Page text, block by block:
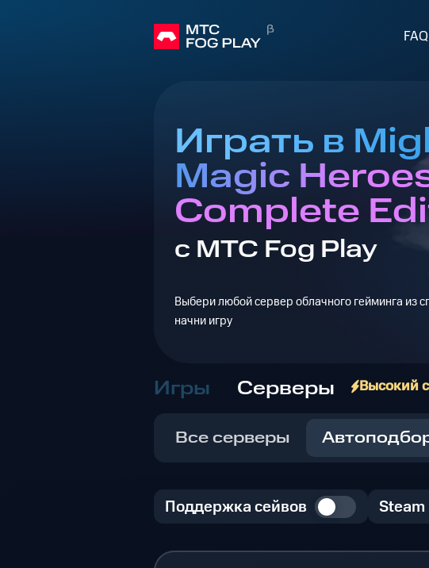
FAQ
Играть в
Magic
Complete
с МТС Fog Play
Выбери любой сервер облачного гейминга из
начни игру
Игры Серверы Высокий
Все серверы
Поддержка сейвов Steam